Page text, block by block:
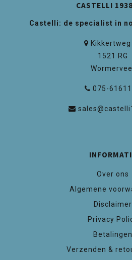
CASTELLI
Castelli: de specialist in
Kikkertweg
1521 RG
075-
Over ons
Algemene
Disclaimer
Privacy
Betalingen
Verzenden &